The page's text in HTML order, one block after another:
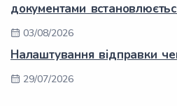
документами
03/08/2026
Налаштування відправки
29/07/2026